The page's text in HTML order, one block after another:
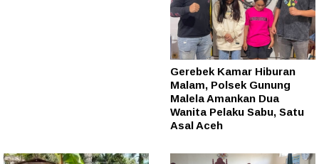
Gerebek Kamar Hiburan
Malam, Polsek Gunung
Malela Amankan Dua
Wanita Pelaku Sabu, Satu
Asal Aceh